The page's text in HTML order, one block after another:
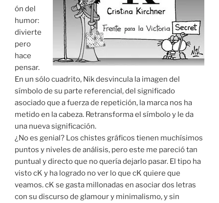
ón del
humor:
divierte
pero
hace
pensar.
En un sólo cuadrito, Nik desvincula la imagen del
símbolo de su parte referencial, del significado
asociado que a fuerza de repetición, la marca nos ha
metido en la cabeza. Retransforma el símbolo y le da
una nueva significación.
¿No es genial? Los chistes gráficos tienen muchísimos
puntos y niveles de análisis, pero este me pareció tan
puntual y directo que no quería dejarlo pasar. El tipo ha
visto cK y ha logrado no ver lo que cK quiere que
veamos. cK se gasta millonadas en asociar dos letras
con su discurso de glamour y minimalismo, y sin